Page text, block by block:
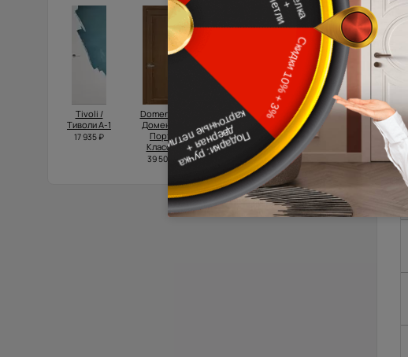
Tivoli /
Тиволи А-1
17 935 ₽
Domenica /
Доменика
Порта
Классик
39 500 ₽
Tivoli /
Тиволи А-1
18 827 ₽
Luna / Луна
33 750 ₽